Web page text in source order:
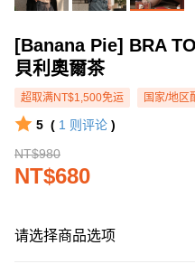
[Banana Pie] BRA
貝利奧爾茶
超取满NT$1,500免运 国家/地区
5 ( 1 则评论 )
NT$980
NT$680
请选择商品选项